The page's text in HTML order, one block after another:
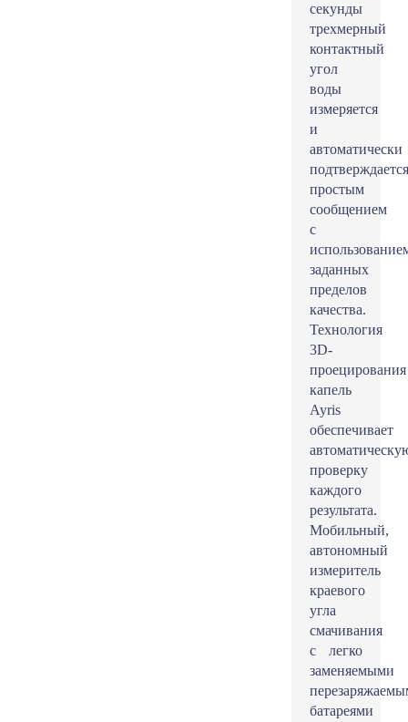
секунды
трехмерный
контактный
угол
воды
измеряется
и
автоматически
подтверждается
простым
сообщением
с
заданных
пределов
качества.
Технология
3D-
проецирования
капель
Ayris
обеспечивает
проверку
каждого
результата.
Мобильный,
автономный
измеритель
краевого
угла
смачивания
с легко
заменяемыми
батареями